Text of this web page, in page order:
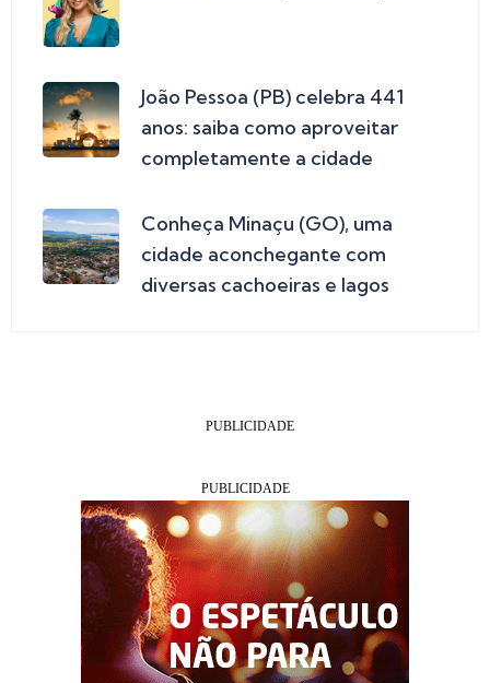
João Pessoa (PB) celebra 441
anos: saiba como aproveitar
completamente a cidade
Conheça Minaçu (GO), uma
cidade aconchegante com
diversas cachoeiras e lagos